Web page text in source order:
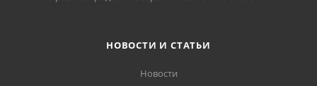
НОВОСТИ И СТАТЬИ
Новости